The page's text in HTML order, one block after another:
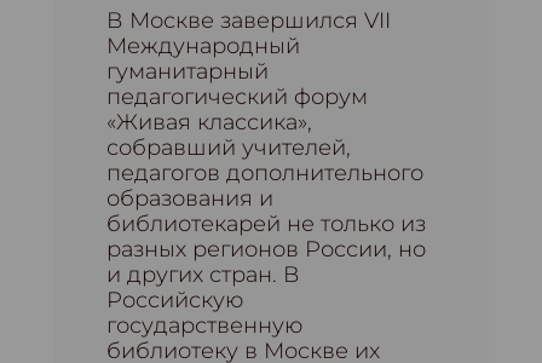
В Москве завершился VII
Международный
гуманитарный
педагогический форум
«Живая классика»,
собравший учителей,
педагогов дополнительного
образования и
библиотекарей не только из
разных регионов России, но
и других стран. В
Российскую
государственную
библиотеку в Москве их